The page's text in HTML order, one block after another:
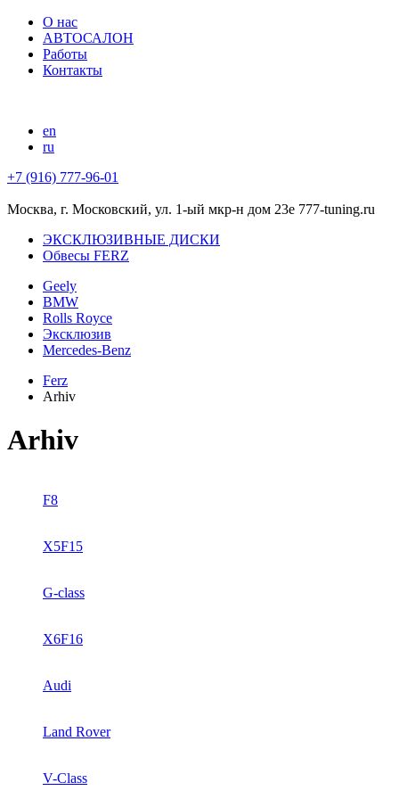
О нас
АВТОСАЛОН
Работы
Контакты
en
ru
+7 (916) 777-96-01
Москва, г. Московский, ул. 1-ый мкр-н дом 23е 777-tuning.ru
ЭКСКЛЮЗИВНЫЕ ДИСКИ
Обвесы FERZ
Geely
BMW
Rolls Royce
Эксклюзив
Mercedes-Benz
Ferz
Arhiv
Arhiv
F8
X5F15
G-class
X6F16
Audi
Land Rover
V-Class